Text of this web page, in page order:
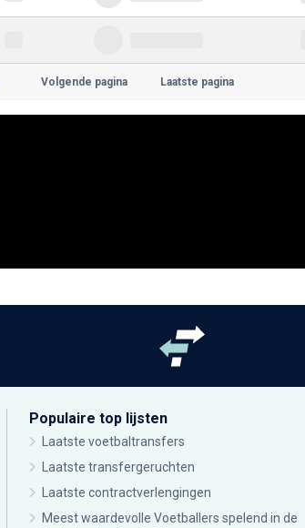
Volgende pagina Laatste pagina
Populaire top lijsten
Laatste voetbaltransfers
Laatste transfergeruchten
Laatste contractverlengingen
Meest waardevolle Voetballers spelend in de